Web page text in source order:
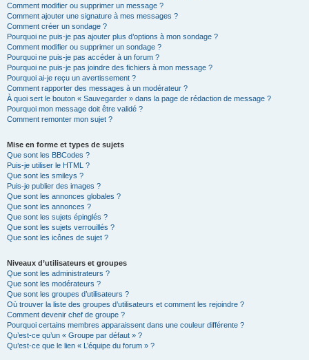
Comment modifier ou supprimer un message ?
Comment ajouter une signature à mes messages ?
Comment créer un sondage ?
Pourquoi ne puis-je pas ajouter plus d’options à mon sondage ?
Comment modifier ou supprimer un sondage ?
Pourquoi ne puis-je pas accéder à un forum ?
Pourquoi ne puis-je pas joindre des fichiers à mon message ?
Pourquoi ai-je reçu un avertissement ?
Comment rapporter des messages à un modérateur ?
À quoi sert le bouton « Sauvegarder » dans la page de rédaction de message ?
Pourquoi mon message doit être validé ?
Comment remonter mon sujet ?
Mise en forme et types de sujets
Que sont les BBCodes ?
Puis-je utiliser le HTML ?
Que sont les smileys ?
Puis-je publier des images ?
Que sont les annonces globales ?
Que sont les annonces ?
Que sont les sujets épinglés ?
Que sont les sujets verrouillés ?
Que sont les icônes de sujet ?
Niveaux d’utilisateurs et groupes
Que sont les administrateurs ?
Que sont les modérateurs ?
Que sont les groupes d’utilisateurs ?
Où trouver la liste des groupes d’utilisateurs et comment les rejoindre ?
Comment devenir chef de groupe ?
Pourquoi certains membres apparaissent dans une couleur différente ?
Qu’est-ce qu’un « Groupe par défaut » ?
Qu’est-ce que le lien « L’équipe du forum » ?